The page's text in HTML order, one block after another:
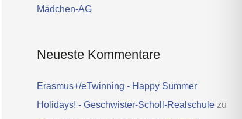
:Mädchen-AG
Neueste Kommentare
Erasmus+/eTwinning - Happy Summer
Holidays! - Geschwister-Scholl-Realschulezu